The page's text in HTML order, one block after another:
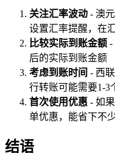
关注汇率波动 - 澳
设置汇率提醒，在
比较实际到账金额 -
后的实际到账金额
考虑到账时间 - 西
行转账可能需要1-3
首次使用优惠 - 如
单优惠，能省下不
结语